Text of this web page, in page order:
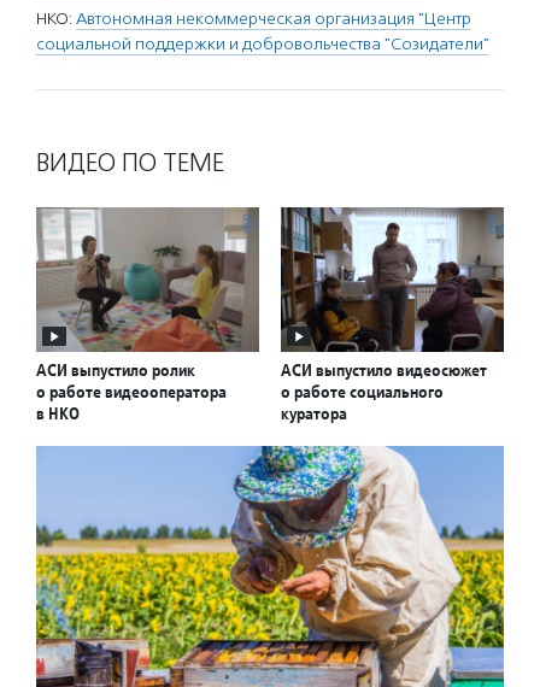
НКО: Автономная некоммерческая организация "Центр
социальной поддержки и добровольчества "Созидатели"
ВИДЕО ПО ТЕМЕ
АСИ выпустило ролик
о работе видеооператора
в НКО
АСИ выпустило видеосюжет
о работе социального
куратора